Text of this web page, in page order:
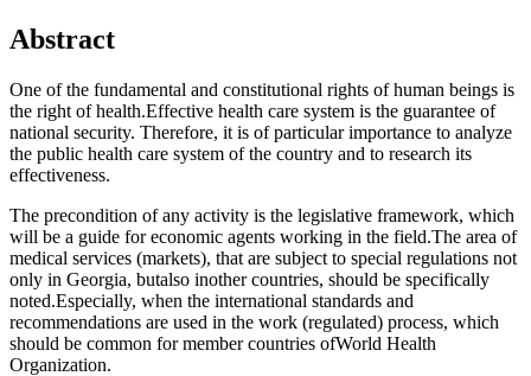
Abstract
One of the fundamental and constitutional rights of human beings is
the right of health.Effective health care system is the guarantee of
national security. Therefore, it is of particular importance to analyze
the public health care system of the country and to research its
effectiveness.
The precondition of any activity is the legislative framework, which
will be a guide for economic agents working in the field.The area of ​​
medical services (markets), that are subject to special regulations not
only in Georgia, butalso inother countries, should be specifically
noted.Especially, when the international standards and
recommendations are used in the work (regulated) process, which
should be common for member countries ofWorld Health
Organization.